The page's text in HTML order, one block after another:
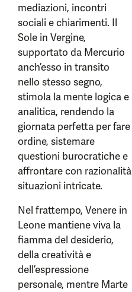
mediazioni, incontri
sociali e chiarimenti. Il
Sole in Vergine,
supportato da Mercurio
anch’esso in transito
nello stesso segno,
stimola la mente logica e
analitica, rendendo la
giornata perfetta per fare
ordine, sistemare
questioni burocratiche e
affrontare con razionalità
situazioni intricate.
Nel frattempo, Venere in
Leone mantiene viva la
fiamma del desiderio,
della creatività e
dell’espressione
personale, mentre Marte